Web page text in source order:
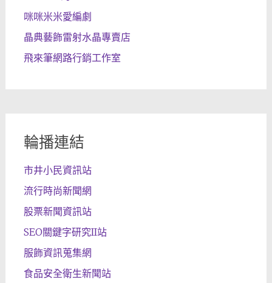
咪咪米米愛編劇
晶典藝飾雷射水晶專賣店
飛來筆網路行銷工作室
輪播連結
市井小民資訊站
流行時尚新聞網
股票新聞資訊站
SEO關鍵字研究II站
服飾資訊蒐集網
食品安全衛生新聞站